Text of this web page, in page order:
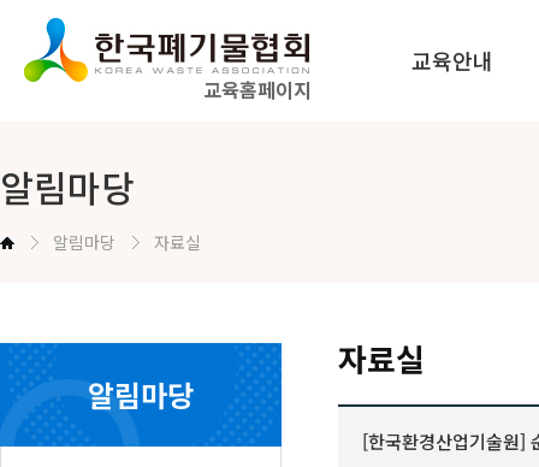
교육홈페이지
교육안내
알림마당
알림마당 자료실
알림마당
자료실
[한국환경산업기술원]